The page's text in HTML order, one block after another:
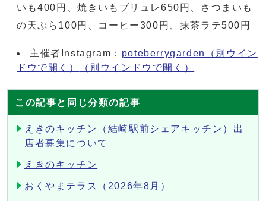
いも400円、焼きいもブリュレ650円、さつまいも
の天ぷら100円、コーヒー300円、抹茶ラテ500円
主催者Instagram： poteberrygarden（別ウイン
ドウで開く）
（別ウインドウで開く）
この記事と同じ分類の記事
えきのキッチン（結崎駅前シェアキッチン）出
店者募集について
えきのキッチン
おくやまテラス（2026年8月）